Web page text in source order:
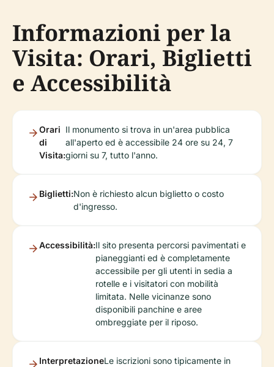
Informazioni per la
Visita: Orari, Biglietti
e Accessibilità
Orari
di
Visita:
Il monumento si trova in un'area pubblica
all'aperto ed è accessibile 24 ore su 24, 7
giorni su 7, tutto l'anno.
Biglietti:Non è richiesto alcun biglietto o costo
d'ingresso.
Accessibilità:Il sito presenta percorsi pavimentati e
pianeggianti ed è completamente
accessibile per gli utenti in sedia a
rotelle e i visitatori con mobilità
limitata. Nelle vicinanze sono
disponibili panchine e aree
ombreggiate per il riposo.
InterpretazioneLe iscrizioni sono tipicamente in